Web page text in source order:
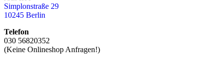
Simplonstraße 29
10245 Berlin
Telefon
030 56820352
(Keine Onlineshop Anfragen!)